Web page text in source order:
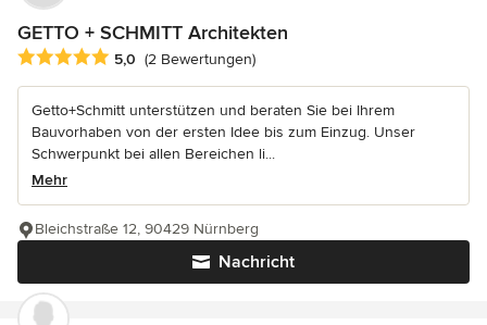
GETTO + SCHMITT Architekten
Durchschnittliche Bewertung: 5 von 5 Sternen
5,0 (2 Bewertungen)
Getto+Schmitt unterstützen und beraten Sie bei Ihrem
Bauvorhaben von der ersten Idee bis zum Einzug. Unser
Schwerpunkt bei allen Bereichen li...
Mehr
Nachricht
Bleichstraße 12, 90429 Nürnberg